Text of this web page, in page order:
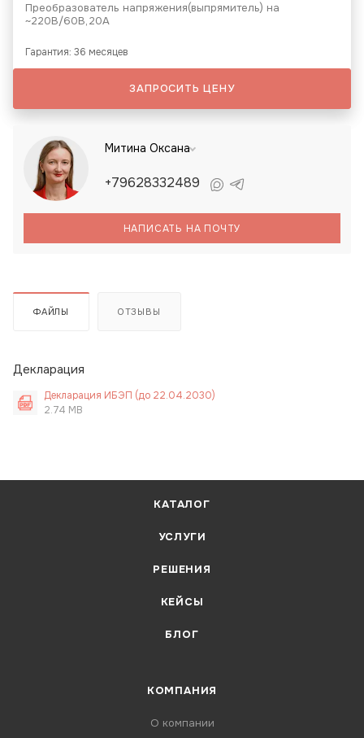
Преобразователь напряжения(выпрямитель) на
~220В/60B,20A
Гарантия: 36 месяцев
ЗАПРОСИТЬ ЦЕНУ
Митина Оксана
+79628332489
НАПИСАТЬ НА ПОЧТУ
ФАЙЛЫ ОТЗЫВЫ
Декларация
Декларация ИБЭП (до 22.04.2030)
2.74 MB
КАТАЛОГ
УСЛУГИ
РЕШЕНИЯ
КЕЙСЫ
БЛОГ
КОМПАНИЯ
О компании